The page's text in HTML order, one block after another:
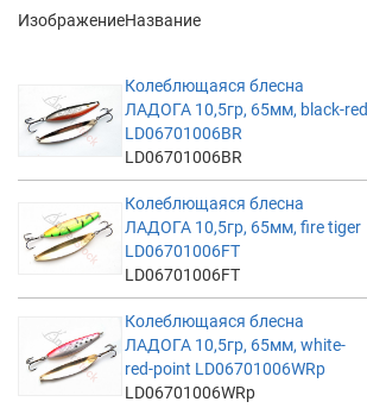
ИзображениеНазвание
Колеблющаяся блесна
ЛАДОГА 10,5гр, 65мм, black-red
LD06701006BR
LD06701006BR
Колеблющаяся блесна
ЛАДОГА 10,5гр, 65мм, fire tiger
LD06701006FT
LD06701006FT
Колеблющаяся блесна
ЛАДОГА 10,5гр, 65мм, white-
red-point LD06701006WRp
LD06701006WRp